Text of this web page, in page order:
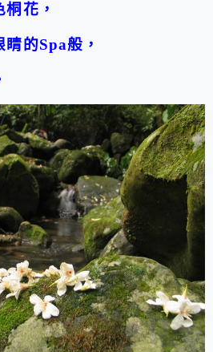
花，
的Spa般，